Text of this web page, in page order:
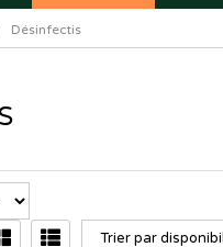
Désinfectis